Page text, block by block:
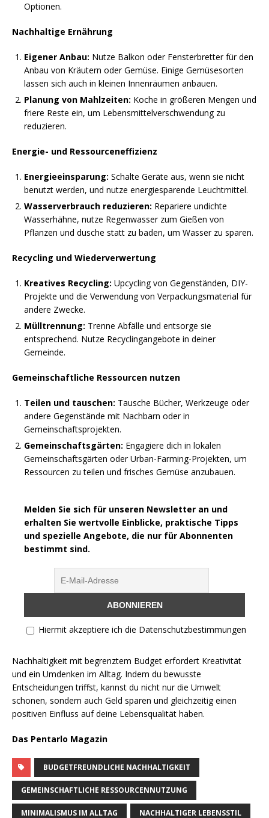
Optionen.
Nachhaltige Ernährung
Eigener Anbau: Nutze Balkon oder Fensterbretter für den
Anbau von Kräutern oder Gemüse. Einige Gemüsesorten
lassen sich auch in kleinen Innenräumen anbauen.
Planung von Mahlzeiten: Koche in größeren Mengen und
friere Reste ein, um Lebensmittelverschwendung zu
reduzieren.
Energie- und Ressourceneffizienz
Energieeinsparung: Schalte Geräte aus, wenn sie nicht
benutzt werden, und nutze energiesparende Leuchtmittel.
Wasserverbrauch reduzieren: Repariere undichte
Wasserhähne, nutze Regenwasser zum Gießen von
Pflanzen und dusche statt zu baden, um Wasser zu sparen.
Recycling und Wiederverwertung
Kreatives Recycling: Upcycling von Gegenständen, DIY-
Projekte und die Verwendung von Verpackungsmaterial für
andere Zwecke.
Mülltrennung: Trenne Abfälle und entsorge sie
entsprechend. Nutze Recyclingangebote in deiner
Gemeinde.
Gemeinschaftliche Ressourcen nutzen
Teilen und tauschen: Tausche Bücher, Werkzeuge oder
andere Gegenstände mit Nachbarn oder in
Gemeinschaftsprojekten.
Gemeinschaftsgärten: Engagiere dich in lokalen
Gemeinschaftsgärten oder Urban-Farming-Projekten, um
Ressourcen zu teilen und frisches Gemüse anzubauen.
Melden Sie sich für unseren Newsletter an und
erhalten Sie wertvolle Einblicke, praktische Tipps
und spezielle Angebote, die nur für Abonnenten
bestimmt sind.
Hiermit akzeptiere ich die Datenschutzbestimmungen
Nachhaltigkeit mit begrenztem Budget erfordert Kreativität
und ein Umdenken im Alltag. Indem du bewusste
Entscheidungen triffst, kannst du nicht nur die Umwelt
schonen, sondern auch Geld sparen und gleichzeitig einen
positiven Einfluss auf deine Lebensqualität haben.
Das Pentarlo Magazin
BUDGETFREUNDLICHE NACHHALTIGKEIT
GEMEINSCHAFTLICHE RESSOURCENNUTZUNG
MINIMALISMUS IM ALLTAG NACHHALTIGER LEBENSSTIL